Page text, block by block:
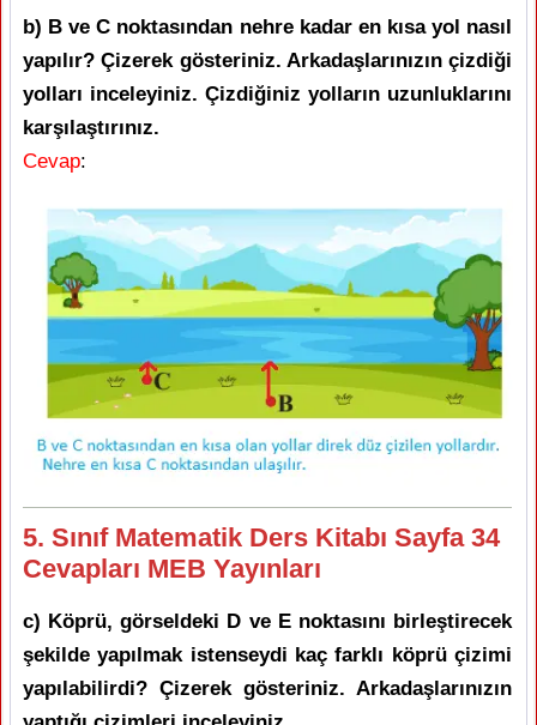
b) B ve C noktasından nehre kadar en kısa yol nasıl
yapılır? Çizerek gösteriniz. Arkadaşlarınızın çizdiği
yolları inceleyiniz. Çizdiğiniz yolların uzunluklarını
karşılaştırınız.
Cevap:
5. Sınıf Matematik Ders Kitabı Sayfa 34
Cevapları MEB Yayınları
c) Köprü, görseldeki D ve E noktasını birleştirecek
şekilde yapılmak istenseydi kaç farklı köprü çizimi
yapılabilirdi? Çizerek gösteriniz. Arkadaşlarınızın